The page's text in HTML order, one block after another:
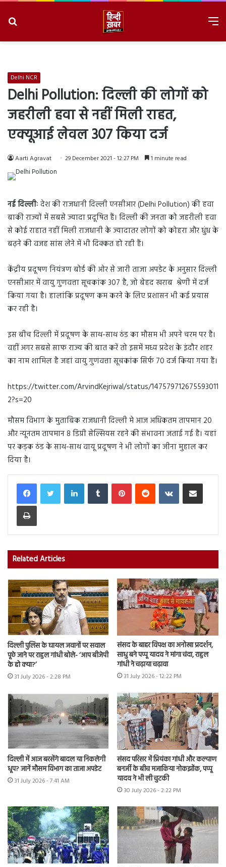
Delhi NCR
Delhi Pollution: दिल्ली की लोगों को
जहरीली हवा से नहीं मिली राहत,
एक्यूआई लेवल 307 किया दर्ज
Aarti Agravat 29 December 2021 - 12:27 PM 1 minute read
नई दिल्लीः देश की राजधानी दिल्ली एनसीआर (Delhi Pollution) की हवा
बाकी राज्यों में सबसे ज्यादा प्रदूषित हैं। दिल्ली की जनता को जहरीली हवा
से कोई राहात नहीं मिली राजधानी के ज्यादातर लोगों को कोहरा और धुंध के
बढ़ने की वजह सांस लेने में भी दिक्कत हो रही हैं।
केंद्रीय प्रदूषण नियंत्रण बोर्ड की ओर से जारी ताजा अपडेट के अनुसार दिल्ली
एनसीआर में वायु गुणवत्ता सूचकांक 307 है, जो बेहद खराब श्रेणी में दर्ज
किया गया है। हालांकि प्रदूषण कम करने के लिए प्रशासन भी कई प्रयास
कर रही है।
इस बीच दिल्ली में प्रदूषण के साथ-साथ ठंड का मौसम भी अपने चरम पर है।
वहीं अगर सबसे साफ राज्य की बात करें तो इसमें मध्य प्रदेश के इंदौर शहर
का नाम शामिल है जहां वायु गुणवत्ता सूचकांक सिर्फ 70 दर्ज किया गया हैं।
https://twitter.com/ArvindKejriwal/status/147579712675593011
2?s=20
मौसम विभाग के मुताबिक राजधानी दिल्ली मे आज अधिकतम तापमान 20
और न्यूनतम तापमान 8 डिग्री सेल्सियस रहने की संभावना जताई गई है। यहां
पर कड़क ठंड के साथ-साथ वायू प्रदूषण ने भी लोगों का जीना मुहाल कर
दिया है।
LinkedInTumblr PinterestReddit VKontakteShare via Email
Print
Related Articles
दिल्ली पुलिस के घायल जवानों पर सवाल
पूछे जाने पर राहुल गांधी बोले- ‘आप बीजेपी
के हो क्या?’
31 July 2026 - 2:28 PM
संसद के बाहर विपक्ष का अनोखा प्रदर्शन,
साधु बने पप्पू यादव ने मांगा चंदा, राहुल
गांधी ने चढ़ाया चढ़ावा
31 July 2026 - 12:22 PM
दिल्ली में आज बरसेंगे बादल या निकलेगी
धूप? जानें मौसम विभाग का ताजा अपडेट
31 July 2026 - 7:41 AM
संसद परिसर में प्रियंका गांधी और कल्याण
बनर्जी के बीच मजाकिया नोकझोंक, पप्पू
यादव ने भी ली चुटकी
30 July 2026 - 2:22 PM